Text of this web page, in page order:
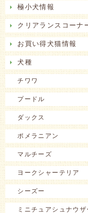
極小犬情報
クリアランスコーナ
お買い得犬猫情報
犬種
チワワ
プードル
ダックス
ポメラニアン
マルチーズ
ヨークシャーテリア
シーズー
ミニチュアシュナウザ